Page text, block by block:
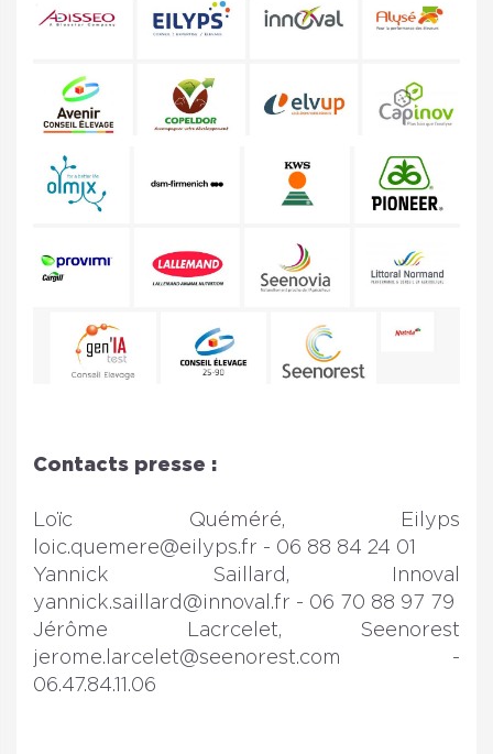
Contacts presse :
Loïc Quéméré, Eilyps
loic.quemere@eilyps.fr - 06 88 84 24 01
Yannick Saillard, Innoval
yannick.saillard@innoval.fr - 06 70 88 97 79
Jérôme Lacrcelet, Seenorest
jerome.larcelet@seenorest.com -
06.47.84.11.06